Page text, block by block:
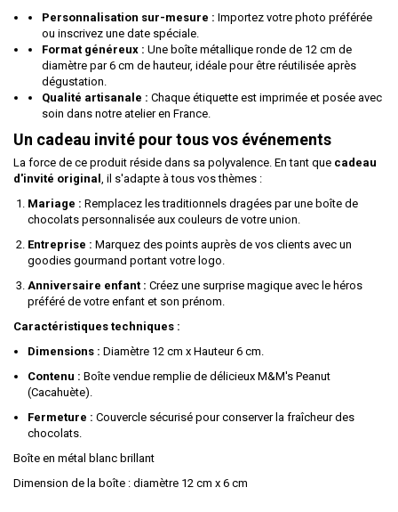
Personnalisation sur-mesure : Importez votre photo préférée
ou inscrivez une date spéciale.
Format généreux : Une boîte métallique ronde de 12 cm de
diamètre par 6 cm de hauteur, idéale pour être réutilisée après
dégustation.
Qualité artisanale : Chaque étiquette est imprimée et posée avec
soin dans notre atelier en France.
Un cadeau invité pour tous vos événements
La force de ce produit réside dans sa polyvalence. En tant que cadeau
d'invité original , il s'adapte à tous vos thèmes :
Mariage : Remplacez les traditionnels dragées par une boîte de
chocolats personnalisée aux couleurs de votre union.
Entreprise : Marquez des points auprès de vos clients avec un
goodies gourmand portant votre logo.
Anniversaire enfant : Créez une surprise magique avec le héros
préféré de votre enfant et son prénom.
Caractéristiques techniques :
Dimensions : Diamètre 12 cm x Hauteur 6 cm.
Contenu : Boîte vendue remplie de délicieux M&M's Peanut
(Cacahuète).
Fermeture : Couvercle sécurisé pour conserver la fraîcheur des
chocolats.
Boîte en métal blanc brillant
Dimension de la boîte : diamètre 12 cm x 6 cm